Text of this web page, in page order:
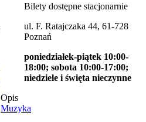
Bilety dostępne stacjonarnie
ul. F. Ratajczaka 44, 61-728
Poznań
poniedziałek-piątek 10:00-
18:00; sobota 10:00-17:00;
niedziele i święta nieczynne
Opis
Muzyka